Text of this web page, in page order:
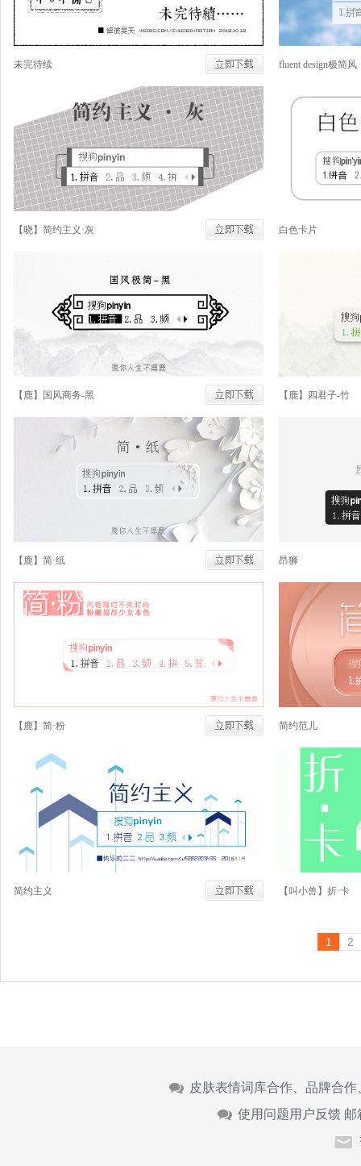
未完待续 fluent design极简风
【晓】简约主义·灰 白色卡片
【鹿】国风商务-黑 【鹿】四君子-竹
【鹿】简·纸 昂狮
【鹿】简·粉 简约范儿
简约主义 【叫小兽】折·卡
1 2
皮肤表情词库合作、品牌合
使用问题用户反馈 邮